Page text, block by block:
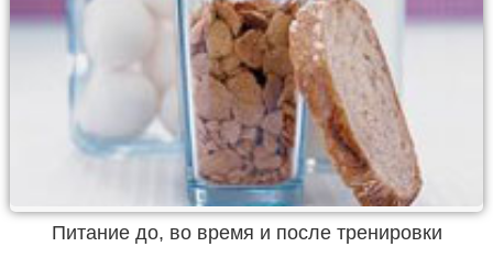
Питание до, во время и после тренировки